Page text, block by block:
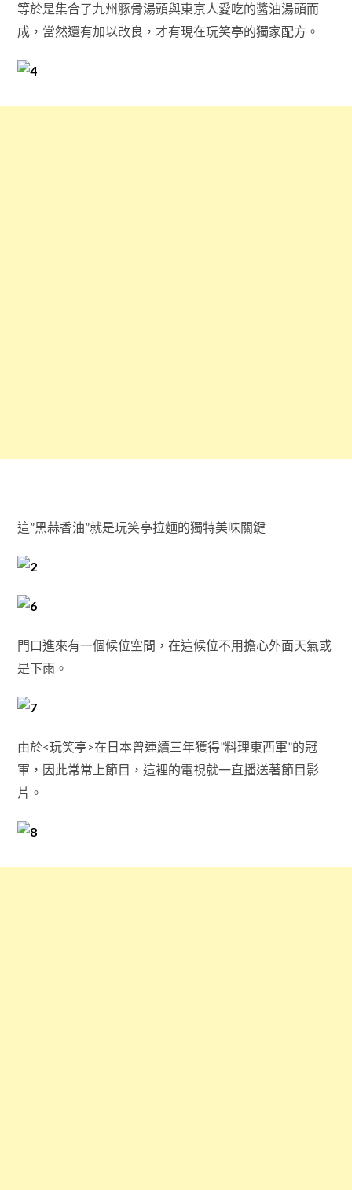
等於是集合了九州豚骨湯頭與東京人愛吃的醬油湯頭而
成，當然還有加以改良，才有現在玩笑亭的獨家配方。
這”黑蒜香油”就是玩笑亭拉麵的獨特美味關鍵
門口進來有一個候位空間，在這候位不用擔心外面天氣或
是下雨。
由於<玩笑亭>在日本曾連續三年獲得”料理東西軍”的冠
軍，因此常常上節目，這裡的電視就一直播送著節目影
片。